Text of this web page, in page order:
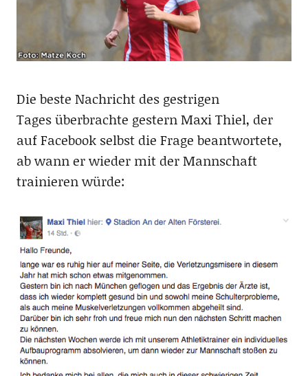
Die beste Nachricht des gestrigen
Tages überbrachte gestern Maxi Thiel, der
auf Facebook selbst die Frage beantwortete,
ab wann er wieder mit der Mannschaft
trainieren würde: